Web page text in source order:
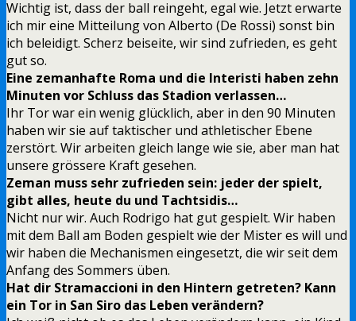
Wichtig ist, dass der ball reingeht, egal wie. Jetzt erwarte
ich mir eine Mitteilung von Alberto (De Rossi) sonst bin
ich beleidigt. Scherz beiseite, wir sind zufrieden, es geht
gut so.
Eine zemanhafte Roma und die Interisti haben zehn
Minuten vor Schluss das Stadion verlassen…
Ihr Tor war ein wenig glücklich, aber in den 90 Minuten
haben wir sie auf taktischer und athletischer Ebene
zerstört. Wir arbeiten gleich lange wie sie, aber man hat
unsere grössere Kraft gesehen.
Zeman muss sehr zufrieden sein: jeder der spielt,
gibt alles, heute du und Tachtsidis…
Nicht nur wir. Auch Rodrigo hat gut gespielt. Wir haben
mit dem Ball am Boden gespielt wie der Mister es will und
wir haben die Mechanismen eingesetzt, die wir seit dem
Anfang des Sommers üben.
Hat dir Stramaccioni in den Hintern getreten? Kann
ein Tor in San Siro das Leben verändern?